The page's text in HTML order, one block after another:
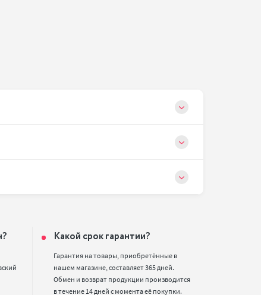
Какой срок гарантии?
Гарантия на товары, приобретённые в
нашем магазине, составляет 365 дней.
Обмен и возврат продукции производится
в течение 14 дней с момента её покупки.